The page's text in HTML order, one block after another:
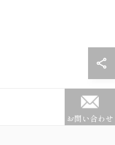
お問い合わせ